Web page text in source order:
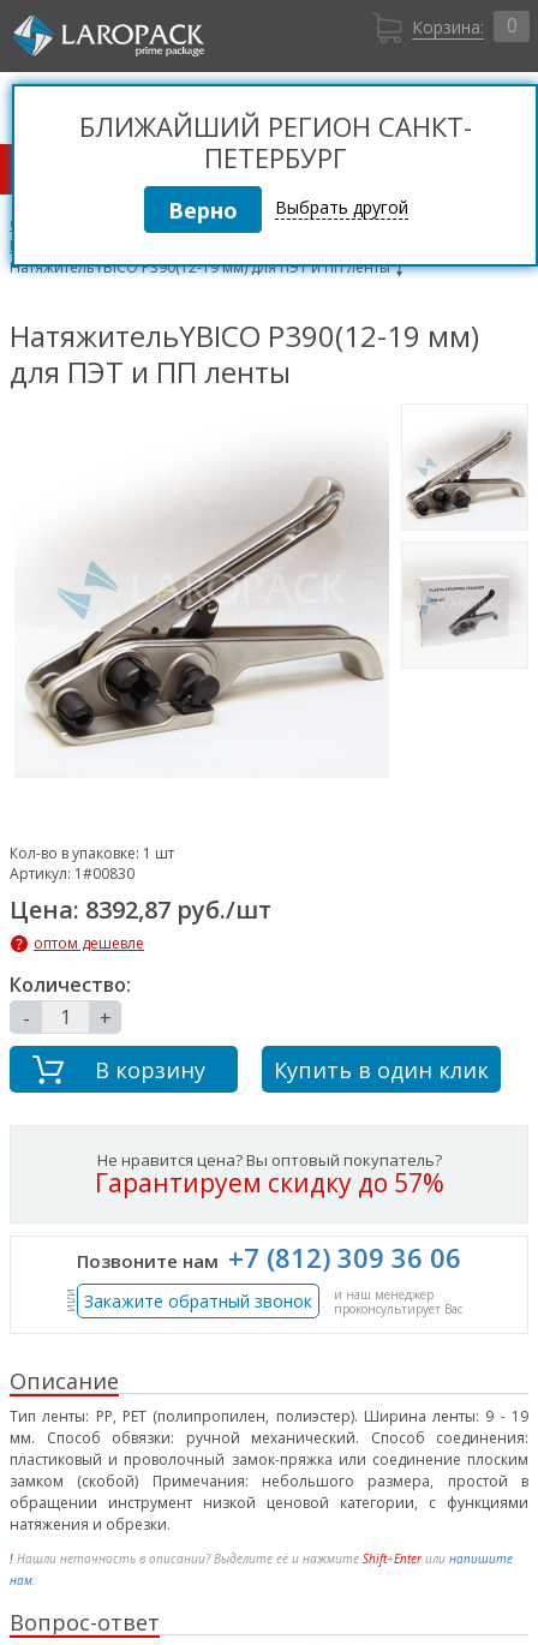
Корзина: 0
Санкт-Петербург
+7 (812) 309 36 06
Вход
Регистрация
КАТАЛОГ ТОВАРОВ
БЛИЖАЙШИЙ РЕГИОН САНКТ-
ПЕТЕРБУРГ
Выбрать другой
Стреппинг ленты и оборудование
Механический ручной инструмент для стреппинг лент
НатяжительYBICO P390(12-19 мм) для ПЭТ и ПП ленты
НатяжительYBICO P390(12-19 мм)
для ПЭТ и ПП ленты
Кол-во в упаковке: 1 шт
Артикул: 1#00830
Цена: 8392,87 руб./шт
оптом дешевле
Количество:
-
+
В корзину Купить в один клик
Не нравится цена? Вы оптовый покупатель?
Гарантируем скидку до 57%
Позвоните нам +7 (812) 309 36 06
или Закажите обратный звонок
и наш менеджер
проконсультирует Вас
Описание
Тип ленты: РР, PET (полипропилен, полиэстер). Ширина ленты: 9 - 19
мм. Способ обвязки: ручной механический. Способ соединения:
пластиковый и проволочный замок-пряжка или соединение плоским
замком (скобой) Примечания: небольшого размера, простой в
обращении инструмент низкой ценовой категории, с функциями
натяжения и обрезки.
! Нашли неточность в описании? Выделите её и нажмите Shift+Enterили напишите
нам.
Вопрос-ответ